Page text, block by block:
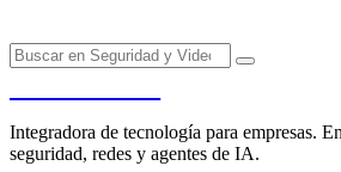
Integradora de tecnología para empresas.
seguridad, redes y agentes de IA.